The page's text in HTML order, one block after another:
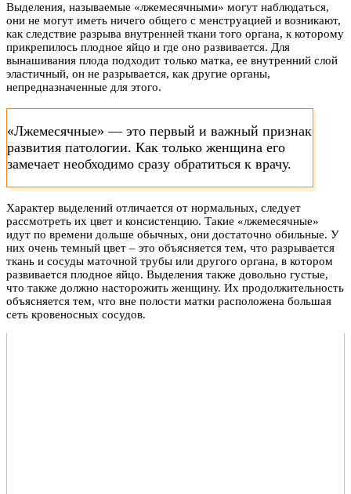
Выделения, называемые «лжемесячными» могут наблюдаться,
они не могут иметь ничего общего с менструацией и возникают,
как следствие разрыва внутренней ткани того органа, к которому
прикрепилось плодное яйцо и где оно развивается. Для
вынашивания плода подходит только матка, ее внутренний слой
эластичный, он не разрывается, как другие органы,
непредназначенные для этого.
«Лжемесячные» — это первый и важный признак
развития патологии. Как только женщина его
замечает необходимо сразу обратиться к врачу.
Характер выделений отличается от нормальных, следует
рассмотреть их цвет и консистенцию. Такие «лжемесячные»
идут по времени дольше обычных, они достаточно обильные. У
них очень темный цвет – это объясняется тем, что разрывается
ткань и сосуды маточной трубы или другого органа, в котором
развивается плодное яйцо. Выделения также довольно густые,
что также должно насторожить женщину. Их продолжительность
объясняется тем, что вне полости матки расположена большая
сеть кровеносных сосудов.